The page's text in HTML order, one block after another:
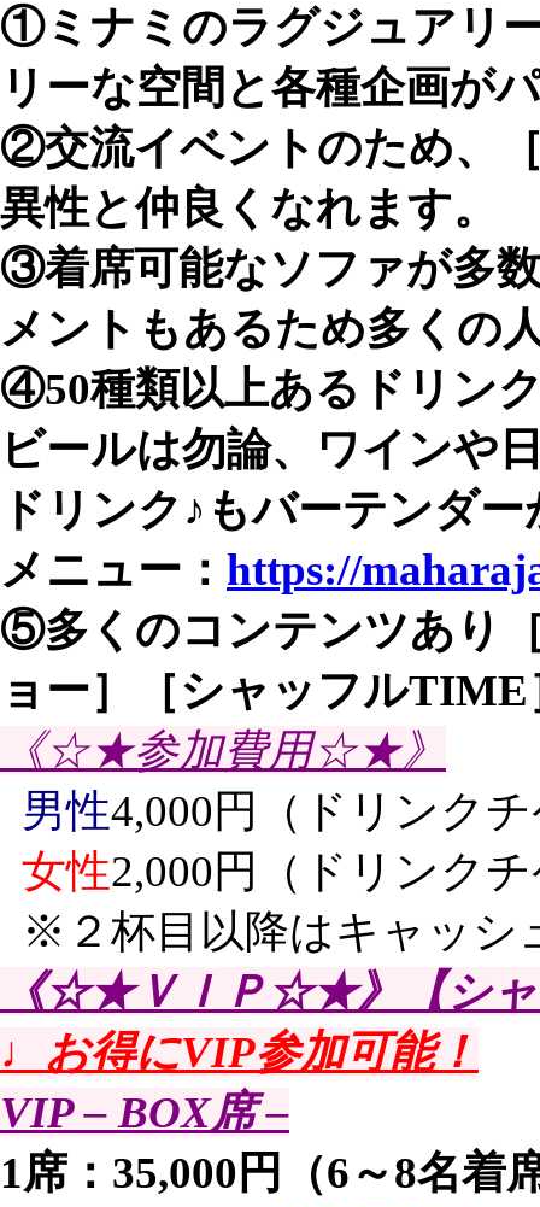
①ミナミのラグジュアリ
リーな空間と各種企画が
②交流イベントのため、
異性と仲良くなれます。
③着席可能なソファが多
メントもあるため多くの
④50種類以上あるドリン
ビールは勿論、ワインや
ドリンク♪もバーテンダ
メニュー： https://
⑤多くのコンテンツあり
ョー］［シャッフル
《☆★参加費用☆★》
男性4,000円（ドリンク
女性2,000円（ドリンク
※２杯目以降はキャッシ
《☆★ＶＩＰ☆★》【シャ
♩お得にVIP参加可能！
VIP – BOX席 –
1席：35,000円（6～8名着